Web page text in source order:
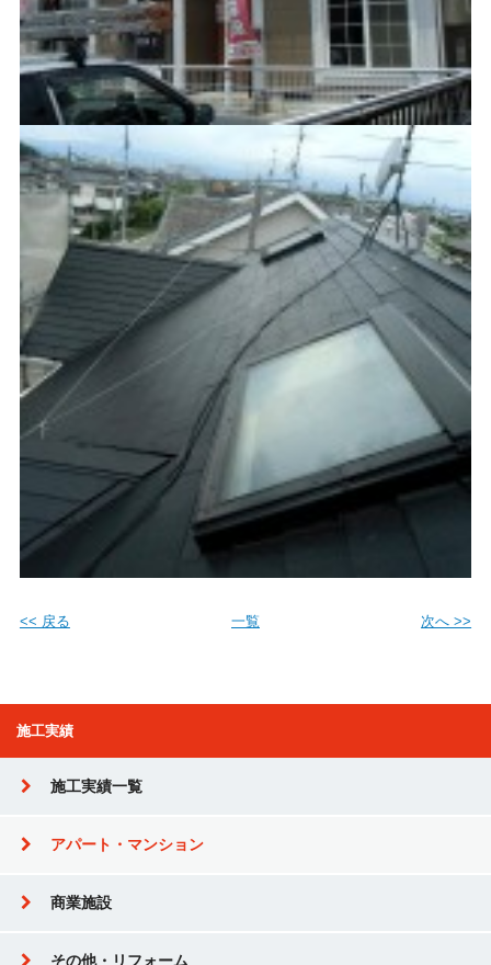
<< 戻る 一覧 次へ >>
施工実績
施工実績一覧
アパート・マンション
商業施設
その他・リフォーム